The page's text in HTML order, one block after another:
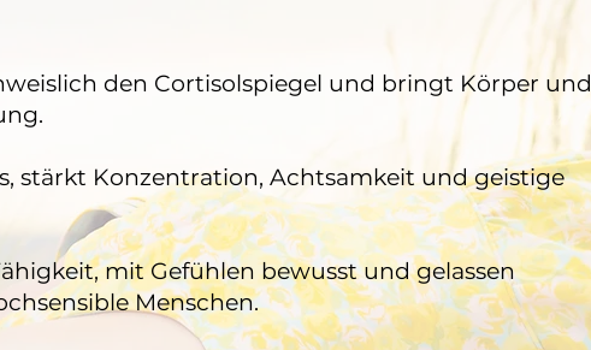
den Cortisolspiegel und bringt Körper und
stärkt Konzentration, Achtsamkeit und geistige
mit Gefühlen bewusst und gelassen
Menschen.